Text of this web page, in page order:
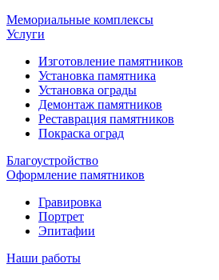
Мемориальные комплексы
Услуги
Изготовление памятников
Установка памятника
Установка ограды
Демонтаж памятников
Реставрация памятников
Покраска оград
Благоустройство
Оформление памятников
Гравировка
Портрет
Эпитафии
Наши работы